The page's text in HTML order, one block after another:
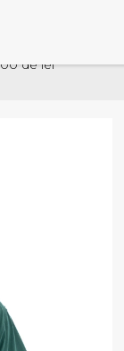
de lei